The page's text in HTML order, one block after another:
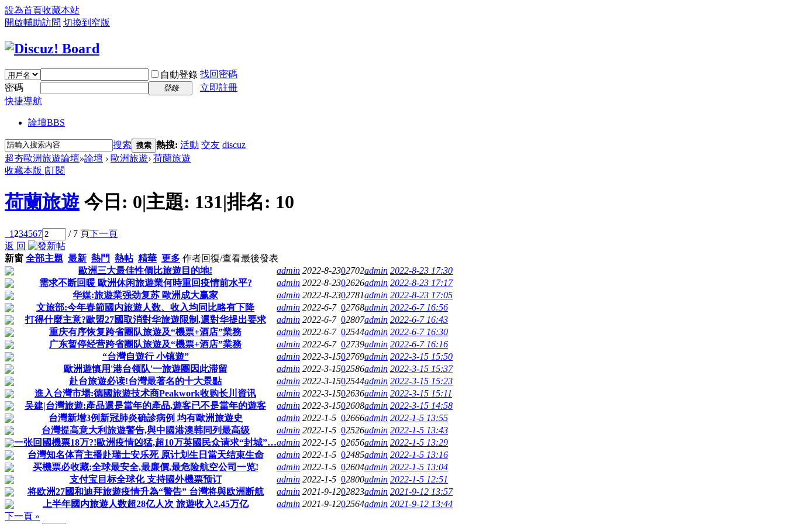
設為首頁收藏本站
開啟輔助訪問 切換到窄版
自動登錄 找回密碼
密碼
登錄
立即註冊
快捷導航
論壇BBS
搜索 搜索 熱搜: 活動 交友 discuz
超夯歐洲旅遊論壇»論壇 › 歐洲旅遊› 荷蘭旅遊
收藏本版 |訂閱
荷蘭旅遊 今日: 0|主題: 131|排名: 10
1234567 / 7 頁下一頁
返 回
新窗 全部主題 最新 熱門 熱帖 精華 更多 作者回復/查看最後發表
歐洲三大最佳性價比旅遊目的地!
admin 2022-8-2302702admin 2022-8-23 17:30
需求不断回暖 歐洲休闲旅遊業何時重回疫情前水平?
admin 2022-8-2302626admin 2022-8-23 17:17
华媒:旅遊業强劲复苏 歐洲成大赢家
admin 2022-8-2302781admin 2022-8-23 17:05
文旅部:今年春節國内旅遊人数、收入均同比略有下降
admin 2022-6-7 02768admin 2022-6-7 16:56
打得什麼主意?歐盟27國取消對华旅遊限制,還對华提出要求
admin 2022-6-7 02807admin 2022-6-7 16:43
重庆有序恢复跨省團队旅遊及“機票+酒店”業務
admin 2022-6-7 02544admin 2022-6-7 16:30
广东暂停经营跨省團队旅遊及“機票+酒店”業務
admin 2022-6-7 02739admin 2022-6-7 16:16
“台灣自遊行 小镇遊”
admin 2022-3-1502769admin 2022-3-15 15:50
歐洲遊慎用'港台领队'一旅遊團因此滞留
admin 2022-3-1502586admin 2022-3-15 15:37
赴台旅遊必读!台灣最著名的十大景點
admin 2022-3-1502544admin 2022-3-15 15:23
進入台灣市場:德國旅遊技术商Peakwork收购长川資讯
admin 2022-3-1502636admin 2022-3-15 15:11
吴建|台灣旅遊:產品還是當年的產品,遊客已不是當年的遊客
admin 2022-3-1502608admin 2022-3-15 14:58
台灣新增3例新冠肺炎确診病例 均有歐洲旅遊史
admin 2022-1-5 02666admin 2022-1-5 13:55
台灣提高意大利旅遊警告,與中國港澳韩同列最高级
admin 2022-1-5 02526admin 2022-1-5 13:43
一张回國機票18万?!歐洲疫情凶猛,超10万英國民众请求“封城”…admin 2022-1-5 02656admin 2022-1-5 13:29
台灣知名体育主播赴瑞士安乐死 原计划生日當天结束生命
admin 2022-1-5 02485admin 2022-1-5 13:16
买機票必收藏:全球最安全,最廉價,最危险航空公司一览!
admin 2022-1-5 02604admin 2022-1-5 13:04
支付宝目标全球化 支持國外機票预订
admin 2022-1-5 02800admin 2022-1-5 12:51
将欧洲27國和迪拜旅遊疫情升為“警告” 台灣将與欧洲断航
admin 2021-9-1202823admin 2021-9-12 13:57
上半年國内旅遊人数超28亿人次 旅遊收入2.45万亿
admin 2021-9-1202564admin 2021-9-12 13:44
下一頁 »